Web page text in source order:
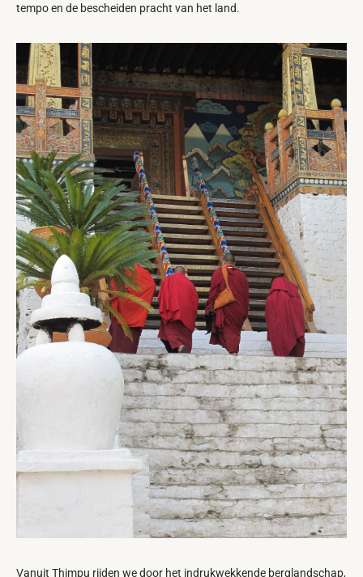
tempo en de bescheiden pracht van het land.
Vanuit Thimpu rijden we door het indrukwekkende berglandschap,